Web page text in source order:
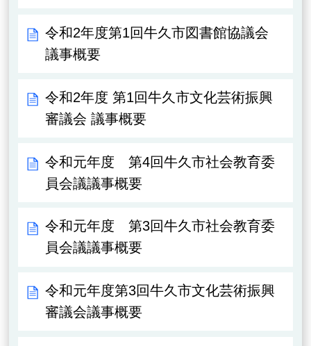
令和2年度第1回牛久市図書館協議会
議事概要
令和2年度 第1回牛久市文化芸術振興
審議会 議事概要
令和元年度 第4回牛久市社会教育委
員会議議事概要
令和元年度 第3回牛久市社会教育委
員会議議事概要
令和元年度第3回牛久市文化芸術振興
審議会議事概要